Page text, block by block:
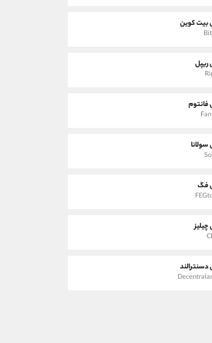
بیت کوین
ریپل
فانتوم
سولانا
فگ
چیلیز
دسنترالند